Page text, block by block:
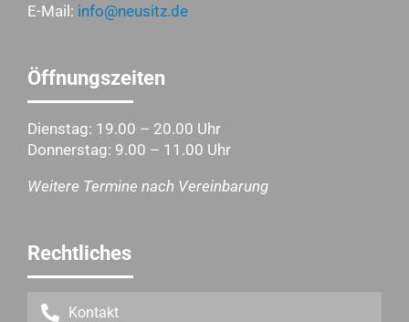
E-Mail: info@neusitz.de
Öffnungszeiten
Dienstag: 19.00 – 20.00 Uhr
Donnerstag: 9.00 – 11.00 Uhr
Weitere Termine nach Vereinbarung
Rechtliches
Kontakt